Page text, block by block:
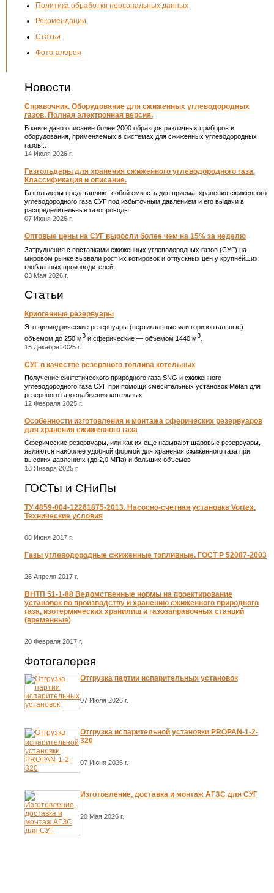
Политика обработки персональных данных
Рекомендации
Статьи
Фотогалерея
Новости
Справочник. Оборудование для сжиженных углеводородных
газов. Полная электронная версия.
В книге дано описание более 2000 образцов различных приборов и
оборудования, применяемых в системах для сжиженных углеводородных
газов...
14 Июля 2026 г.
Газгольдеры для хранения сжиженного углеводородного газа.
Классификация и описание.
Газгольдеры представляют собой емкость для приема, хранения сжиженного
углеводородного газа СУГ под избыточным давлением и его выдачи в
распределительные газопроводы.
07 Июня 2026 г.
Оптовые цены на СУГ выросли более чем на 15% за неделю
Затруднения с поставками сжиженных углеводородных газов (СУГ) на
мировом рынке вызвали рост их котировок и отпускных цен у крупнейших
глобальных производителей.
03 Мая 2026 г.
Статьи
Криогенные резервуары
Это цилиндрические резервуары (вертикальные или горизонтальные)
объемом до 250 м3 и сферические ― объемом 1440 м3
15 Декабря 2025 г.
СУГ в качестве резервного топлива котельных
Получение синтетического природного газа SNG и сжиженного
углеводородного газа СУГ при помощи смесительных установок Metan для
резервного газоснабжения котельных
12 Февраля 2025 г.
Особенности изготовления и монтажа сферических резервуаров
для хранения сжиженного газа
Сферические резервуары, или как их еще называют шаровые резервуары,
являются наиболее удобной формой для хранения сжиженного газа при
высоких давлениях (до 2,0 МПа) и больших объемов
18 Января 2025 г.
ГОСТы и СНиПы
ТУ 4859-004-12261875-2013. Насосно-счетная установка Vortex.
Технические условия
08 Июня 2017 г.
Газы углеводородные сжиженные топливные. ГОСТ Р 52087-2003
26 Апреля 2017 г.
ВНТП 51-1-88 Ведомственные нормы на проектирование
установок по производству и хранению сжиженного природного
газа, изотермических хранилищ и газозаправочных станций
(временные)
20 Февраля 2017 г.
Фотогалерея
Отгрузка партии испарительных установок
07 Июля 2026 г.
Отгрузка испарительной установки PROPAN-1-2-
320
07 Июня 2026 г.
Изготовление, доставка и монтаж АГЗС для СУГ
20 Мая 2026 г.